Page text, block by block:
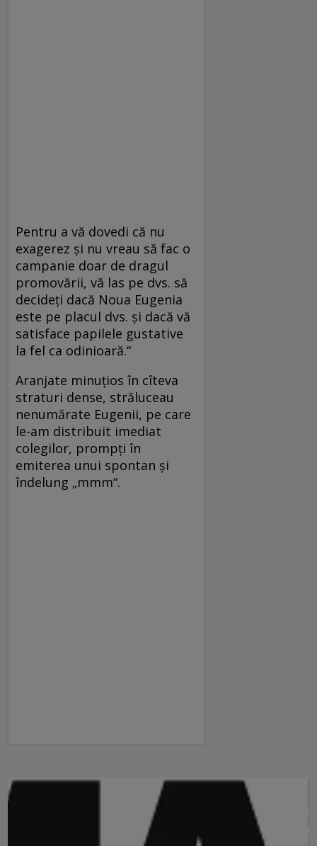
Pentru a vă dovedi că nu
exagerez şi nu vreau să fac o
campanie doar de dragul
promovării, vă las pe dvs. să
decideţi dacă Noua Eugenia
este pe placul dvs. şi dacă vă
satisface papilele gustative
la fel ca odinioară.“
Aranjate minuţios în cîteva
straturi dense, străluceau
nenumărate Eugenii, pe care
le-am distribuit imediat
colegilor, prompţi în
emiterea unui spontan şi
îndelung „mmm“.